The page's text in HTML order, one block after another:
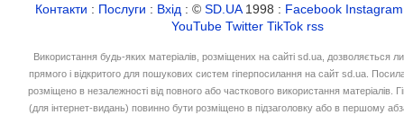
Контакти : Послуги : Вхід : ©SD.UA1998 : Facebook Instagram
YouTube Twitter TikTok rss
Використання будь-яких матеріалів, розміщених на сайті sd.ua, дозволяється
прямого і відкритого для пошукових систем гіперпосилання на сайт sd.ua.
розміщено в незалежності від повного або часткового використання матеріалів.
(для інтернет-видань) повинно бути розміщено в підзаголовку або в першому